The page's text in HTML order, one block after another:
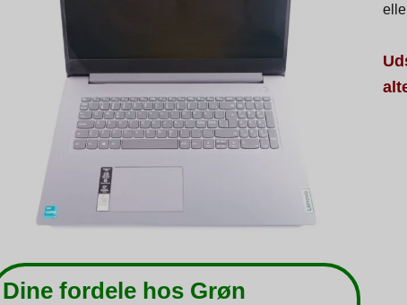
Dine fordele hos Grøn